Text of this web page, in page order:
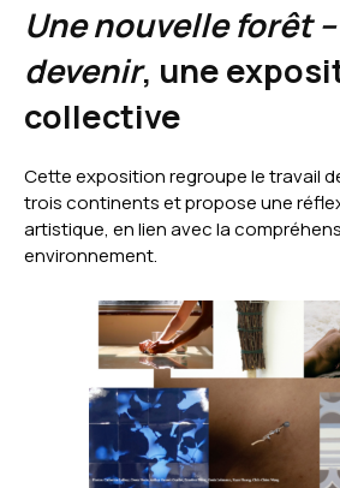
Une nouvelle forêt
devenir, une
collective
Cette exposition regroupe le travail
trois continents et propose une
artistique, en lien avec la
environnement.